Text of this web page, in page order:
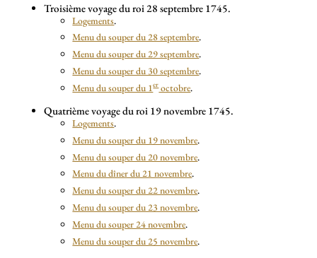
Troisième voyage du roi 28 septembre 1745.
Logements.
Menu du souper du 28 septembre.
Menu du souper du 29 septembre.
Menu du souper du 30 septembre.
Menu du souper du 1eroctobre.
Quatrième voyage du roi 19 novembre 1745.
Logements.
Menu du souper du 19 novembre.
Menu du souper du 20 novembre.
Menu du dîner du 21 novembre.
Menu du souper du 22 novembre.
Menu du souper du 23 novembre.
Menu du souper 24 novembre.
Menu du souper du 25 novembre.